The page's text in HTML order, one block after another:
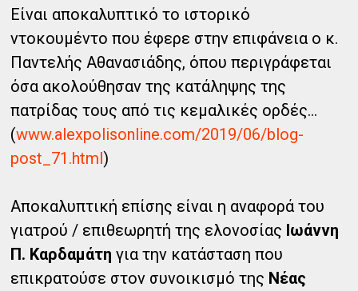
Είναι αποκαλυπτικό το ιστορικό
ντοκουμέντο που έφερε στην επιφάνεια ο κ.
Παντελής Αθανασιάδης, όπου περιγράφεται
όσα ακολούθησαν της κατάληψης της
πατρίδας τους από τις κεμαλικές ορδές...
(www.alexpolisonline.com/2019/06/blog-
post_71.html)
Αποκαλυπτική επίσης είναι η αναφορά του
γιατρού / επιθεωρητή της ελονοσίας Ιωάννη
Π. Καρδαμάτη για την κατάσταση που
επικρατούσε στον συνοικισμό της Νέας